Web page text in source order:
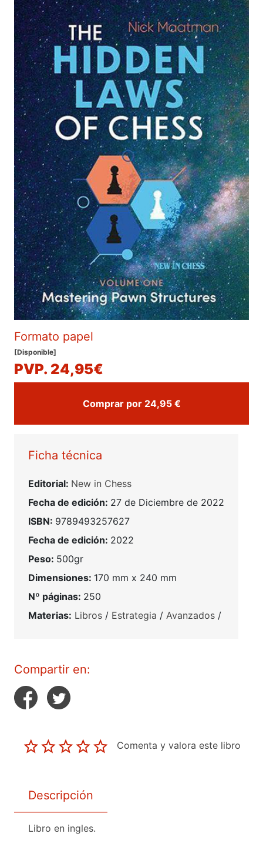
Formato papel
[Disponible]
PVP. 24,95€
Comprar por 24,95 €
Ficha técnica
Editorial: New in Chess
Fecha de edición: 27 de Diciembre de 2022
ISBN: 9789493257627
Fecha de edición: 2022
Peso: 500gr
Dimensiones: 170 mm x 240 mm
Nº páginas: 250
Materias: Libros / Estrategia / Avanzados /
Compartir en:
Comenta y valora este libro
Descripción
Libro en ingles.